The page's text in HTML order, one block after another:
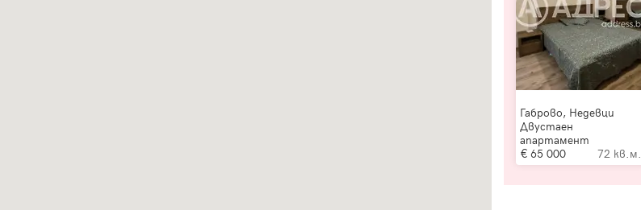
Габрово, Недевци
Двустаен
апартамент
65 000
72 кв.м.